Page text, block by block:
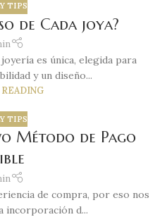
TIPS
de Cada joya?
es única, elegida para
y un diseño...
TIPS
Método de Pago
de compra, por eso nos
incorporación d...